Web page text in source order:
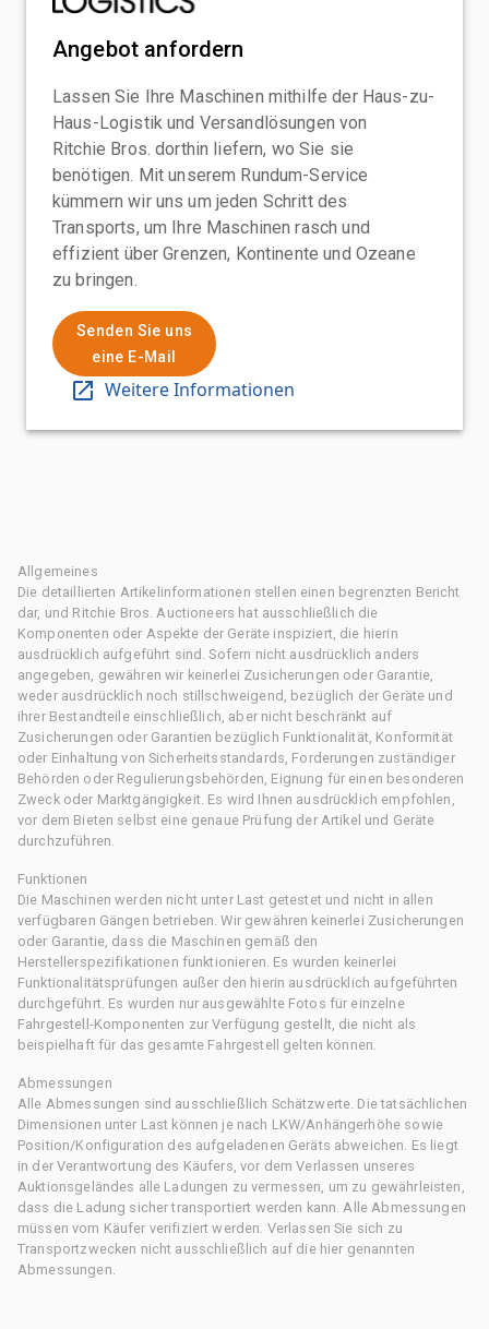
Angebot anfordern
Lassen Sie Ihre Maschinen mithilfe der Haus-zu-
Haus-Logistik und Versandlösungen von
Ritchie Bros. dorthin liefern, wo Sie sie
benötigen. Mit unserem Rundum-Service
kümmern wir uns um jeden Schritt des
Transports, um Ihre Maschinen rasch und
effizient über Grenzen, Kontinente und Ozeane
zu bringen.
Senden Sie uns
eine E-Mail
Weitere Informationen
Allgemeines
Die detaillierten Artikelinformationen stellen einen begrenzten Bericht
dar, und Ritchie Bros. Auctioneers hat ausschließlich die
Komponenten oder Aspekte der Geräte inspiziert, die hierin
ausdrücklich aufgeführt sind. Sofern nicht ausdrücklich anders
angegeben, gewähren wir keinerlei Zusicherungen oder Garantie,
weder ausdrücklich noch stillschweigend, bezüglich der Geräte und
ihrer Bestandteile einschließlich, aber nicht beschränkt auf
Zusicherungen oder Garantien bezüglich Funktionalität, Konformität
oder Einhaltung von Sicherheitsstandards, Forderungen zuständiger
Behörden oder Regulierungsbehörden, Eignung für einen besonderen
Zweck oder Marktgängigkeit. Es wird Ihnen ausdrücklich empfohlen,
vor dem Bieten selbst eine genaue Prüfung der Artikel und Geräte
durchzuführen.
Funktionen
Die Maschinen werden nicht unter Last getestet und nicht in allen
verfügbaren Gängen betrieben. Wir gewähren keinerlei Zusicherungen
oder Garantie, dass die Maschinen gemäß den
Herstellerspezifikationen funktionieren. Es wurden keinerlei
Funktionalitätsprüfungen außer den hierin ausdrücklich aufgeführten
durchgeführt. Es wurden nur ausgewählte Fotos für einzelne
Fahrgestell-Komponenten zur Verfügung gestellt, die nicht als
beispielhaft für das gesamte Fahrgestell gelten können.
Abmessungen
Alle Abmessungen sind ausschließlich Schätzwerte. Die tatsächlichen
Dimensionen unter Last können je nach LKW/Anhängerhöhe sowie
Position/Konfiguration des aufgeladenen Geräts abweichen. Es liegt
in der Verantwortung des Käufers, vor dem Verlassen unseres
Auktionsgeländes alle Ladungen zu vermessen, um zu gewährleisten,
dass die Ladung sicher transportiert werden kann. Alle Abmessungen
müssen vom Käufer verifiziert werden. Verlassen Sie sich zu
Transportzwecken nicht ausschließlich auf die hier genannten
Abmessungen.